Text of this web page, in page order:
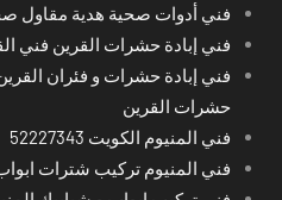
فني أدوات صحية هدية مقاول
فني إبادة حشرات القرين فني
فني إبادة حشرات و فئران
حشرات القرين
فني المنيوم الكويت 52227343
فني المنيوم تركيب شترات